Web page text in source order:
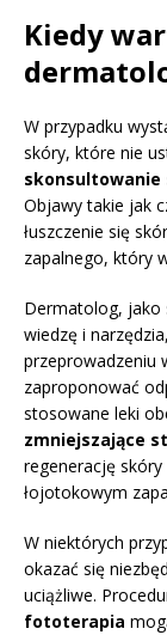
Kiedy
W przypadku
skóry, które nie
skonsultowanie
Objawy takie jak
łuszczenie się
zapalnego, który
Dermatolog, jako
wiedzę i
przeprowadzeniu
zaproponować
stosowane leki
zmniejszające
regenerację
łojotokowym
W niektórych
okazać się
uciążliwe.
fototerapia